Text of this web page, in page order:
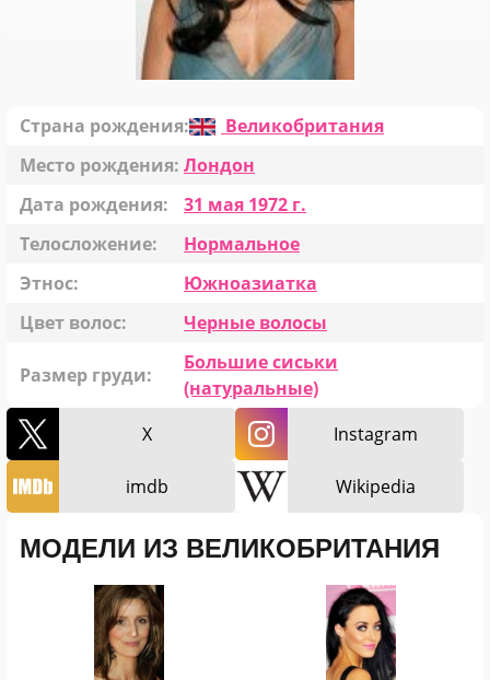
Страна рождения:
Великобритания
Место рождения: Лондон
Дата рождения:
31 мая 1972 г.
Телосложение:
Нормальное
Этнос:
Южноазиатка
Цвет волос:
Черные волосы
Размер груди:
Большие сиськи
(натуральные)
X
Instagram
imdb Wikipedia
МОДЕЛИ ИЗ ВЕЛИКОБРИТАНИЯ